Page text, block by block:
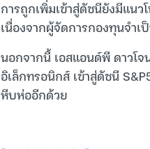
การถูกเพิ่มเข้าสู่ดัชนียังมีแน
เนื่องจากผู้จัดการกองทุนจำ
นอกจากนี้ เอสแอนด์พี ดาวโ
อิเล็กทรอนิกส์ เข้าสู่ดัชนี
หีบห่ออีกด้วย